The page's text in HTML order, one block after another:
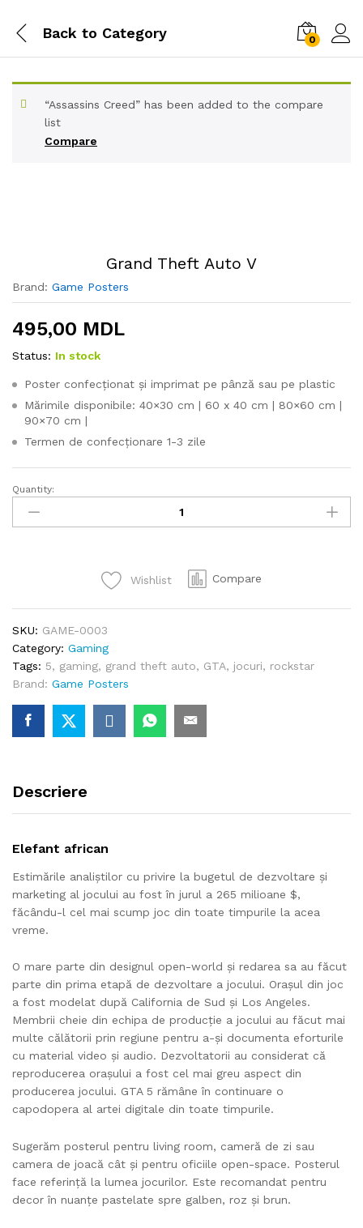
Back to Category 0
Compare
“Assassins Creed” has been added to the compare
list
Grand Theft Auto V
Brand: Game Posters
495,00 MDL
Status: In stock
Poster confecționat și imprimat pe pânză sau pe plastic
Mărimile disponibile: 40×30 cm | 60 x 40 cm | 80×60 cm |
90×70 cm |
Termen de confecționare 1-3 zile
Grand
Theft
Auto
Quantity:
Wishlist Compare
SKU: GAME-0003
Category: Gaming
Tags: 5, gaming, grand theft auto, GTA, jocuri, rockstar
Brand: Game Posters
Descriere
Elefant african
Estimările analiștilor cu privire la bugetul de dezvoltare și
marketing al jocului au fost în jurul a 265 milioane $,
făcându-l cel mai scump joc din toate timpurile la acea
vreme.
O mare parte din designul open-world și redarea sa au făcut
parte din prima etapă de dezvoltare a jocului. Orașul din joc
a fost modelat după California de Sud și Los Angeles.
Membrii cheie din echipa de producție a jocului au făcut mai
multe călătorii prin regiune pentru a-și documenta eforturile
cu material video și audio. Dezvoltatorii au considerat că
reproducerea orașului a fost cel mai greu aspect din
producerea jocului. GTA 5 rămâne în continuare o
capodopera al artei digitale din toate timpurile.
Sugerăm posterul pentru living room, cameră de zi sau
camera de joacă cât și pentru oficiile open-space. Posterul
face referință la lumea jocurilor. Este recomandat pentru
decor în nuanțe pastelate spre galben, roz și brun.